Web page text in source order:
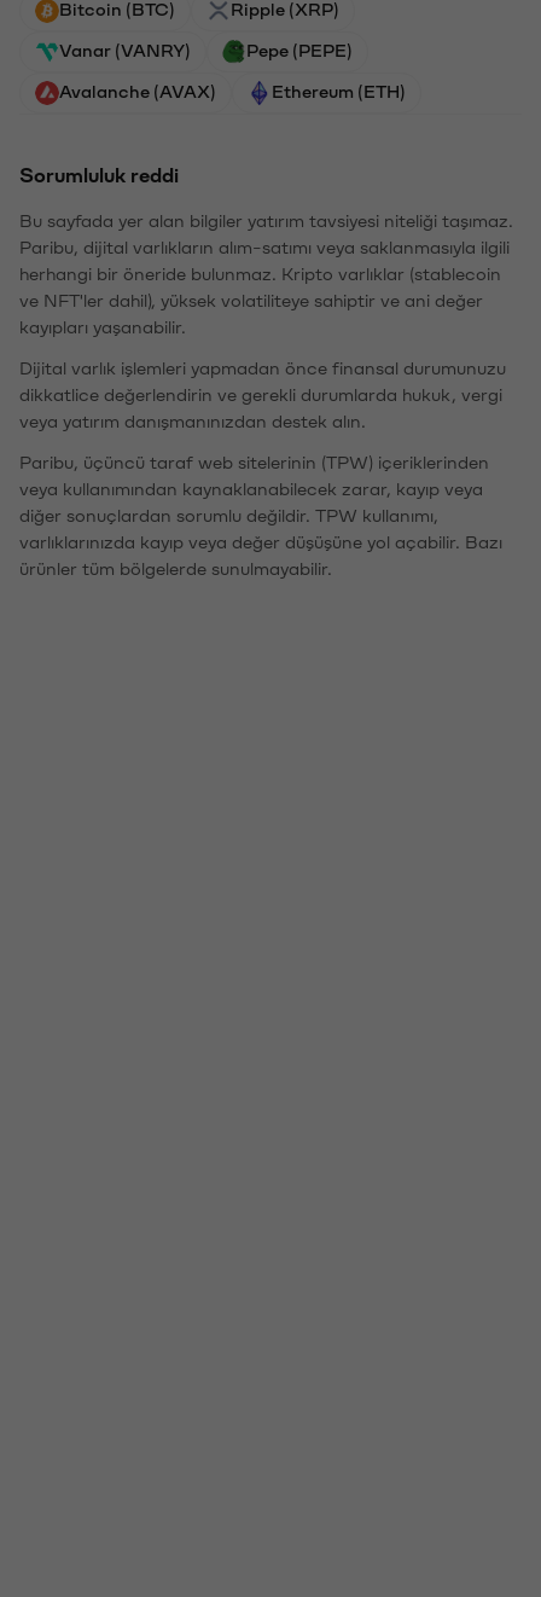
Bitcoin (BTC) Ripple (XRP)
Vanar (VANRY) Pepe (PEPE)
Avalanche (AVAX) Ethereum (ETH)
Sorumluluk reddi
Bu sayfada yer alan bilgiler yatırım tavsiyesi niteliği taşımaz.
Paribu, dijital varlıkların alım-satımı veya saklanmasıyla ilgili
herhangi bir öneride bulunmaz. Kripto varlıklar (stablecoin
ve NFT'ler dahil), yüksek volatiliteye sahiptir ve ani değer
kayıpları yaşanabilir.
Dijital varlık işlemleri yapmadan önce finansal durumunuzu
dikkatlice değerlendirin ve gerekli durumlarda hukuk, vergi
veya yatırım danışmanınızdan destek alın.
Paribu, üçüncü taraf web sitelerinin (TPW) içeriklerinden
veya kullanımından kaynaklanabilecek zarar, kayıp veya
diğer sonuçlardan sorumlu değildir. TPW kullanımı,
varlıklarınızda kayıp veya değer düşüşüne yol açabilir. Bazı
ürünler tüm bölgelerde sunulmayabilir.